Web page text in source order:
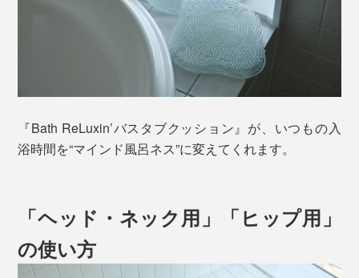
『Bath ReLuxin’バスタブクッション』が、いつもの入
浴時間を“マインド風呂ネス”に変えてくれます。
「ヘッド・ネック用」「ヒップ用」
の使い方